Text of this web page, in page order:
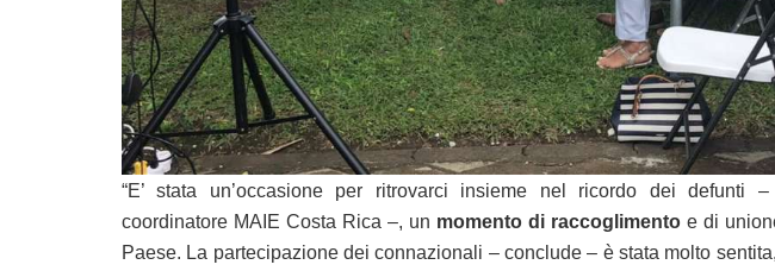
“E’ stata un’occasione per ritrovarci insieme nel ricordo dei defunti
coordinatore MAIE Costa Rica –, un momento di raccoglimento e di
Paese. La partecipazione dei connazionali – conclude – è stata molto